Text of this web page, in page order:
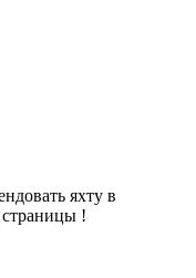
яхту в
страницы !